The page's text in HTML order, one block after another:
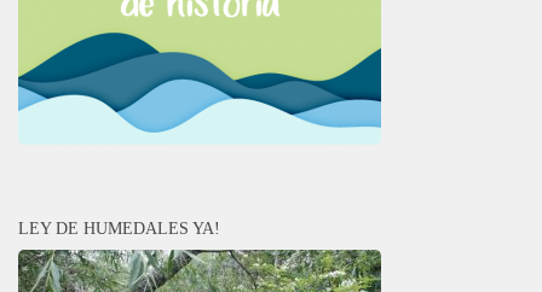
LEY DE HUMEDALES YA!